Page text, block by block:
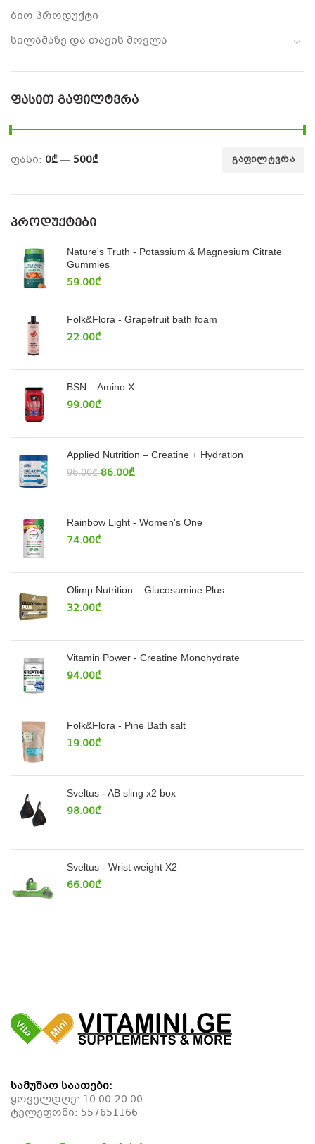
ბიო პროდუქტი
სილამაზე და თავის მოვლა
ᲤᲐᲡᲘᲗ ᲒᲐᲤᲘᲚᲢᲕᲠᲐ
ᲒᲐᲤᲘᲚᲢᲕᲠᲐ
ფასი: 0₾— 500₾
ᲞᲠᲝᲓᲣᲥᲢᲔᲑᲘ
Nature's Truth - Potassium & Magnesium Citrate
Gummies
59.00₾
Folk&Flora - Grapefruit bath foam
22.00₾
BSN – Amino X
99.00₾
Applied Nutrition – Creatine + Hydration
96.00₾ 86.00₾
Rainbow Light - Women's One
74.00₾
Olimp Nutrition – Glucosamine Plus
32.00₾
Vitamin Power - Creatine Monohydrate
94.00₾
Folk&Flora - Pine Bath salt
19.00₾
Sveltus - AB sling x2 box
98.00₾
Sveltus - Wrist weight X2
66.00₾
სამუშაო საათები:
ყოველდღე: 10.00-20.00
ტელეფონი: 557651166